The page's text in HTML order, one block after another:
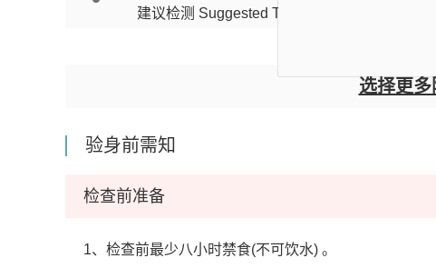
建议检测 Suggested Test : MSX Ova &
选择更多
验身前需知
检查前准备
1、检查前最少八小时禁食(不可饮水) 。